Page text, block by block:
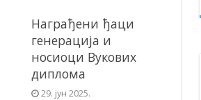
Награђени ђаци
генерација и
носиоци Вукових
диплома
29. јун 2025.